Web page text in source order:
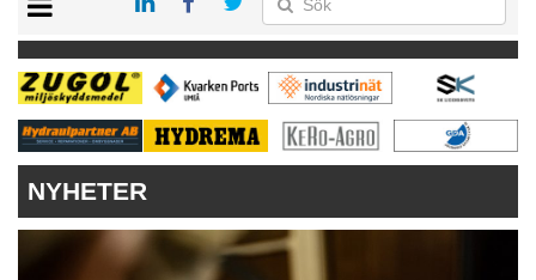
KONTAKT
VÅRA ANDRA MAGASIN
PRENUMERERA
ANNONSERA
NYHETER